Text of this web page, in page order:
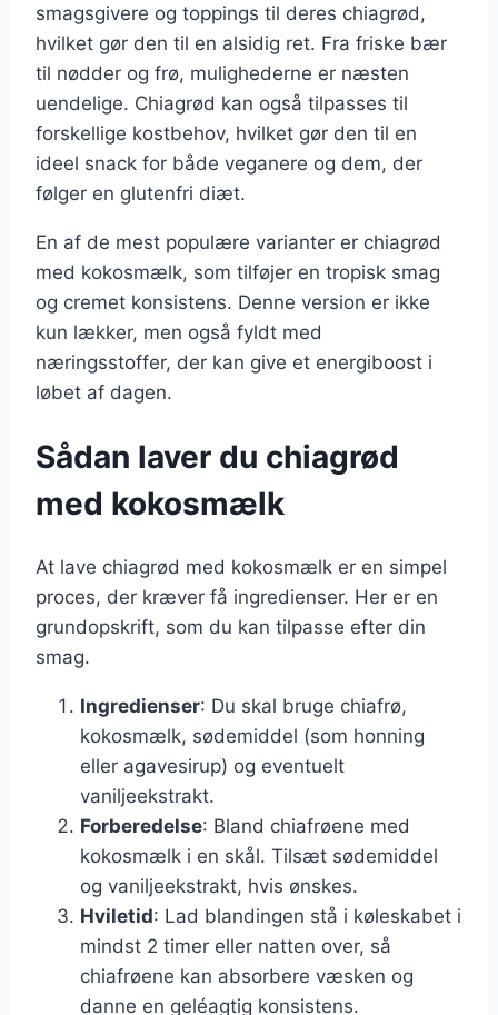
smagsgivere og toppings til deres chiagrød,
hvilket gør den til en alsidig ret. Fra friske bær
til nødder og frø, mulighederne er næsten
uendelige. Chiagrød kan også tilpasses til
forskellige kostbehov, hvilket gør den til en
ideel snack for både veganere og dem, der
følger en glutenfri diæt.
En af de mest populære varianter er chiagrød
med kokosmælk, som tilføjer en tropisk smag
og cremet konsistens. Denne version er ikke
kun lækker, men også fyldt med
næringsstoffer, der kan give et energiboost i
løbet af dagen.
Sådan laver du chiagrød
med kokosmælk
At lave chiagrød med kokosmælk er en simpel
proces, der kræver få ingredienser. Her er en
grundopskrift, som du kan tilpasse efter din
smag.
Ingredienser: Du skal bruge chiafrø,
kokosmælk, sødemiddel (som honning
eller agavesirup) og eventuelt
vaniljeekstrakt.
Forberedelse: Bland chiafrøene med
kokosmælk i en skål. Tilsæt sødemiddel
og vaniljeekstrakt, hvis ønskes.
Hviletid: Lad blandingen stå i køleskabet i
mindst 2 timer eller natten over, så
chiafrøene kan absorbere væsken og
danne en geléagtig konsistens.